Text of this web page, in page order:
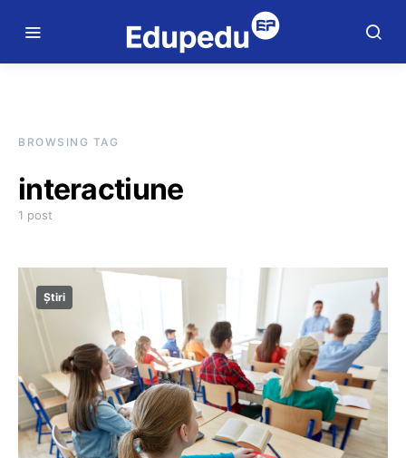
BROWSING TAG
interactiune
1 post
Știri